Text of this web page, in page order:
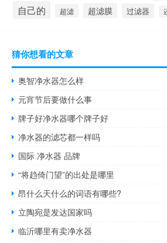
自己的 超滤 超滤膜 过滤器
猜你想看的文章
奥智净水器怎么样
元宵节后要做什么事
牌子好净水器哪个牌子好
净水器的滤芯都一样吗
国际 净水器 品牌
“将趋倚门望”的出处是哪里
昂什么天什么的词语有哪些?
立陶宛是发达国家吗
临沂哪里有卖净水器